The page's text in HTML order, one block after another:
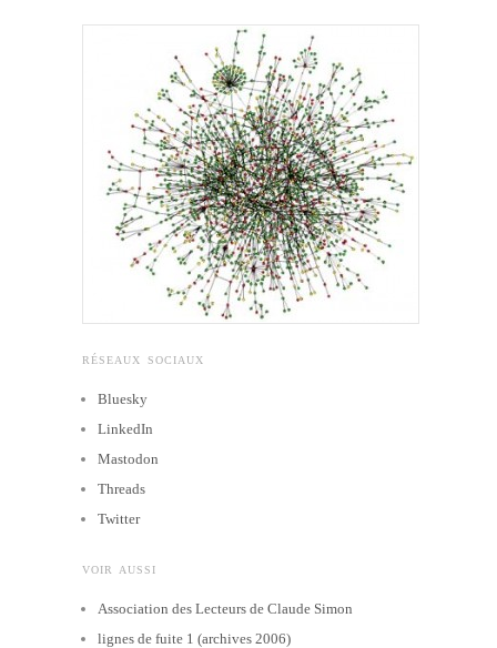
RÉSEAUX SOCIAUX
Bluesky
LinkedIn
Mastodon
Threads
Twitter
VOIR AUSSI
Association des Lecteurs de Claude Simon
lignes de fuite 1 (archives 2006)